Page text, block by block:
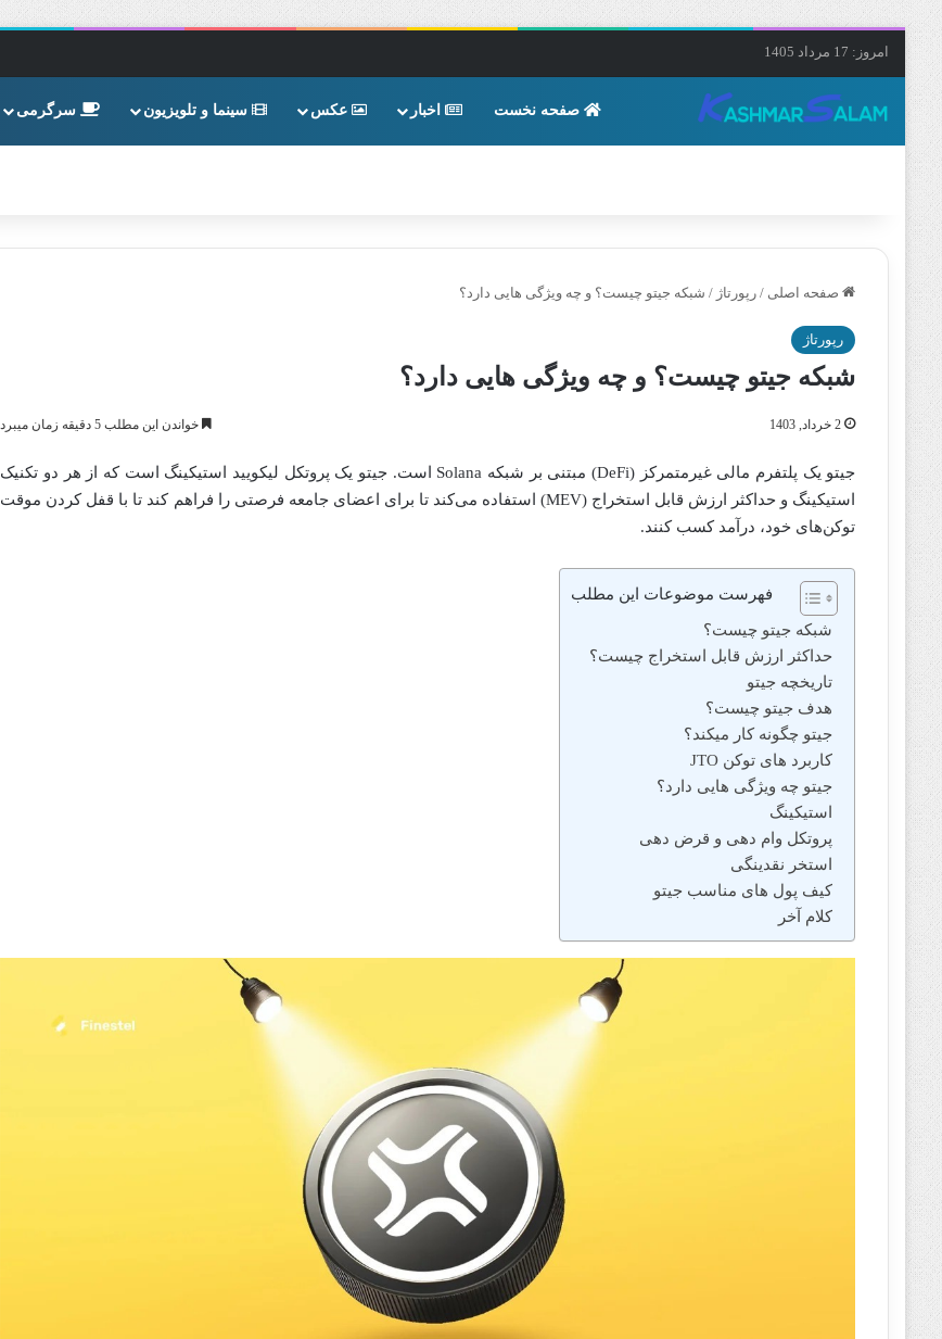
امروز: 17 مرداد 1405
صفحه نخست اخبار عکس سینما و تلویزیون سرگرمی
صفحه اصلی / رپورتاژ / شبکه جیتو چیست؟ و چه ویژگی هایی دارد؟
رپورتاژ
شبکه جیتو چیست؟ و چه ویژگی هایی دارد؟
2 خرداد, 1403 خواندن این مطلب 5 دقیقه زمان میبرد
جیتو یک پلتفرم مالی غیرمتمرکز (DeFi) مبتنی بر شبکه Solana است. جیتو یک پروتکل لیکویید استیکینگ است که از هر دو تکنیک
استیکینگ و حداکثر ارزش قابل استخراج (MEV) استفاده می‌کند تا برای اعضای جامعه فرصتی را فراهم کند تا با قفل کردن موقت
توکن‌های خود، درآمد کسب کنند.
فهرست موضوعات این مطلب
شبکه جیتو چیست؟
حداکثر ارزش قابل استخراج چیست؟
تاریخچه جیتو
هدف جیتو چیست؟
جیتو چگونه کار میکند؟
کاربرد های توکن JTO
جیتو چه ویژگی هایی دارد؟
استیکینگ
پروتکل وام دهی و قرض دهی
استخر نقدینگی
کیف پول های مناسب جیتو
کلام آخر